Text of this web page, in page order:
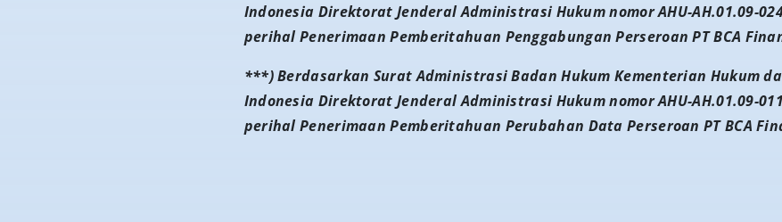
Indonesia Direktorat Jenderal Administrasi Hukum nomor AHU-AH.01.09-
perihal Penerimaan Pemberitahuan Penggabungan Perseroan PT BCA
***) Berdasarkan Surat Administrasi Badan Hukum Kementerian Hukum
Indonesia Direktorat Jenderal Administrasi Hukum nomor AHU-AH.01.09-
perihal Penerimaan Pemberitahuan Perubahan Data Perseroan PT BCA